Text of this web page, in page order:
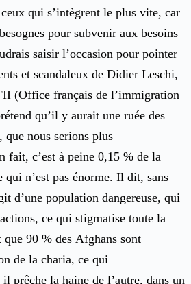
qui s’intègrent le plus vite, car
pour subvenir aux besoins
saisir l’occasion pour pointer
et scandaleux de Didier Leschi,
(Office français de l’immigration
qu’il y aurait une ruée des
que nous serions plus
fait, c’est à peine 0,15 % de la
n’est pas énorme. Il dit, sans
d’une population dangereuse, qui
ce qui stigmatise toute la
90 % des Afghans sont
de la charia, ce qui
prêche la haine de l’autre, dans un